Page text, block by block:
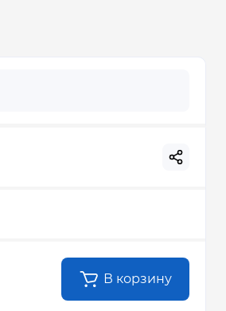
В корзину